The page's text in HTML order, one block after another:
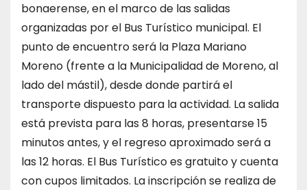
bonaerense, en el marco de las salidas
organizadas por el Bus Turístico municipal. El
punto de encuentro será la Plaza Mariano
Moreno (frente a la Municipalidad de Moreno, al
lado del mástil), desde donde partirá el
transporte dispuesto para la actividad. La salida
está prevista para las 8 horas, presentarse 15
minutos antes, y el regreso aproximado será a
las 12 horas. El Bus Turístico es gratuito y cuenta
con cupos limitados. La inscripción se realiza de